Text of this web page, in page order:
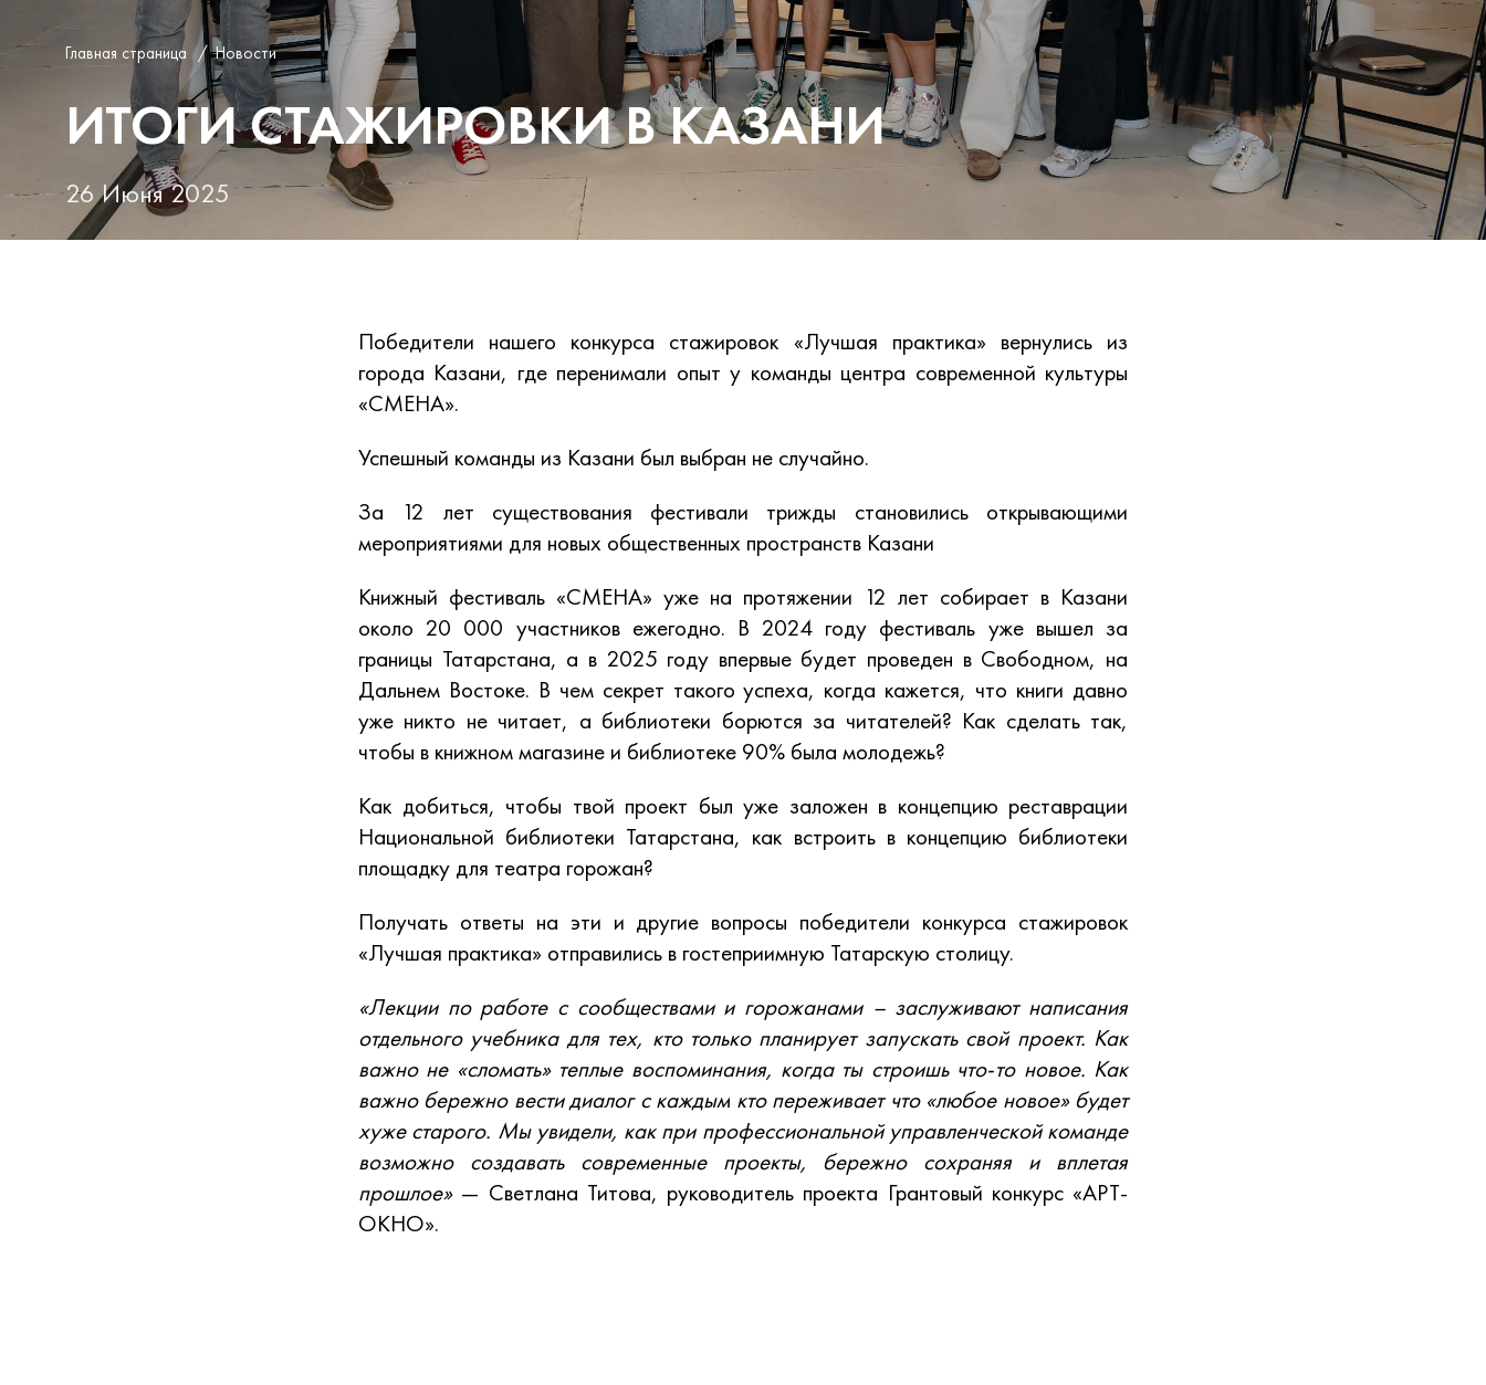
Главная страница / Новости
ИТОГИ СТАЖИРОВКИ В КАЗАНИ
26 Июня 2025
Победители нашего конкурса стажировок «Лучшая практика» вернулись из
города Казани, где перенимали опыт у команды центра современной культуры
«СМЕНА».
Успешный команды из Казани был выбран не случайно.
За 12 лет существования фестивали трижды становились открывающими
мероприятиями для новых общественных пространств Казани
Книжный фестиваль «СМЕНА» уже на протяжении 12 лет собирает в Казани
около 20 000 участников ежегодно. В 2024 году фестиваль уже вышел за
границы Татарстана, а в 2025 году впервые будет проведен в Свободном, на
Дальнем Востоке. В чем секрет такого успеха, когда кажется, что книги давно
уже никто не читает, а библиотеки борются за читателей? Как сделать так,
чтобы в книжном магазине и библиотеке 90% была молодежь?
Как добиться, чтобы твой проект был уже заложен в концепцию реставрации
Национальной библиотеки Татарстана, как встроить в концепцию библиотеки
площадку для театра горожан?
Получать ответы на эти и другие вопросы победители конкурса стажировок
«Лучшая практика» отправились в гостеприимную Татарскую столицу.
«Лекции по работе с сообществами и горожанами – заслуживают написания
отдельного учебника для тех, кто только планирует запускать свой проект. Как
важно не «сломать» теплые воспоминания, когда ты строишь что-то новое. Как
важно бережно вести диалог с каждым кто переживает что «любое новое» будет
хуже старого. Мы увидели, как при профессиональной управленческой команде
возможно создавать современные проекты, бережно сохраняя и вплетая
прошлое»— Светлана Титова, руководитель проекта Грантовый конкурс «АРТ-
ОКНО».